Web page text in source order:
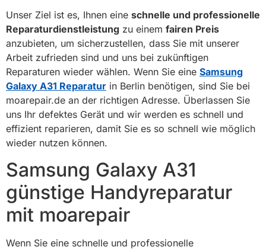
Unser Ziel ist es, Ihnen eine schnelle und professionelle
Reparaturdienstleistung zu einem fairen Preis
anzubieten, um sicherzustellen, dass Sie mit unserer
Arbeit zufrieden sind und uns bei zukünftigen
Reparaturen wieder wählen. Wenn Sie eine Samsung
Galaxy A31 Reparatur in Berlin benötigen, sind Sie bei
moarepair.de an der richtigen Adresse. Überlassen Sie
uns Ihr defektes Gerät und wir werden es schnell und
effizient reparieren, damit Sie es so schnell wie möglich
wieder nutzen können.
Samsung Galaxy A31
günstige Handyreparatur
mit moarepair
Wenn Sie eine schnelle und professionelle